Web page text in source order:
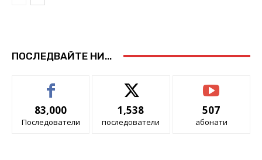
ПОСЛЕДВАЙТЕ НИ...
83,000
Последователи
1,538
последователи
507
абонати